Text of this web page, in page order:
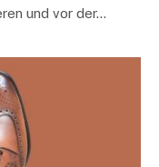
und vor der…